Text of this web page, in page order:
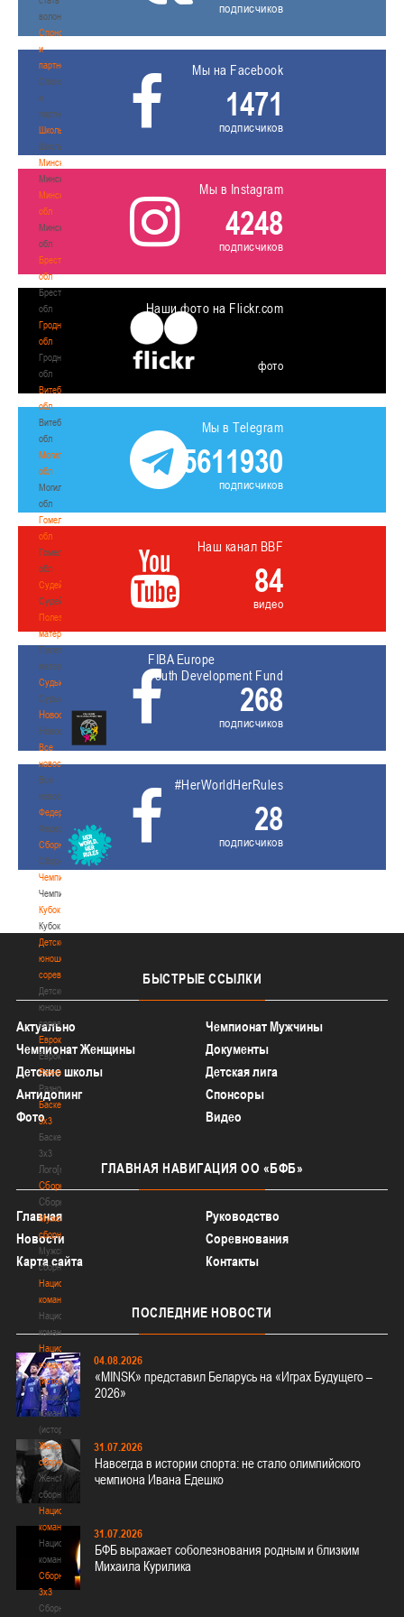
волонтером
Спонсоры
и
партнеры
Спонсоры
и
партнеры
Школы
Школы
Минск
Минск
Минская
обл
Минская
обл
Брестская
обл
Брестская
обл
Гродненская
обл
Гродненская
обл
Витебская
обл
Витебская
обл
Могилевская
обл
Могилевская
обл
Гомельская
обл
Гомельская
обл
Судейство
Судейство
Полезные
материалы
Полезные
материалы
Судьи
Судьи
Новости
Новости
Все
новости
Все
новости
Федерация
Федерация
Сборные
Сборные
Чемпионат
Чемпионат
Кубок
Кубок
Детско-
юношеские
соревнования
Детско-
юношеские
соревнования
Еврокубки
Еврокубки
Разное
Разное
Баскетбол
3х3
Баскетбол
3х3
Лого[modid=121]
Сборные
Сборные
Мужские
сборные
Мужские
сборные
Национальная
команда
Национальная
команда
Национальная
команда
(история)
Национальная
команда
(история)
Женские
сборные
Женские
сборные
Национальная
команда
Национальная
команда
Сборные
3х3
Сборные
подписчиков
Мы на Facebook
1471
подписчиков
Мы в Instagram
4248
подписчиков
Наши фото на Flickr.com
фото
Мы в Telegram
5611930
подписчиков
Наш канал BBF
84
видео
FIBA Europe
Youth Development Fund
268
подписчиков
#HerWorldHerRules
28
подписчиков
БЫСТРЫЕ ССЫЛКИ
Актуально
Чемпионат Мужчины
Чемпионат Женщины
Документы
Детские школы
Детская лига
Антидопинг
Спонсоры
Фото
Видео
ГЛАВНАЯ НАВИГАЦИЯ ОО «БФБ»
Главная
Руководство
Новости
Соревнования
Карта сайта
Контакты
ПОСЛЕДНИЕ НОВОСТИ
04.08.2026
«MINSK» представил Беларусь на «Играх Будущего –
2026»
31.07.2026
Навсегда в истории спорта: не стало олимпийского
чемпиона Ивана Едешко
31.07.2026
БФБ выражает соболезнования родным и близким
Михаила Курилика